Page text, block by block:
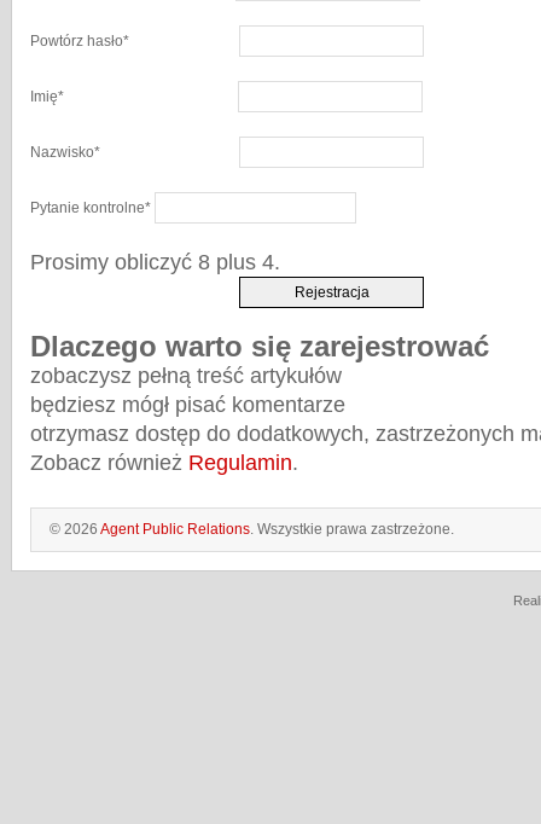
Powtórz hasło*
Imię*
Nazwisko*
Pytanie kontrolne*
Prosimy obliczyć 8 plus 4.
Dlaczego warto się zarejestrować
zobaczysz pełną treść artykułów
będziesz mógł pisać komentarze
otrzymasz dostęp do dodatkowych, zastrzeżonych
Zobacz również Regulamin.
© 2026 Agent Public Relations. Wszystkie prawa zastrzeżone.